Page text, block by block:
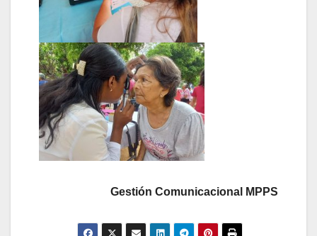
Gestión Comunicacional MPPS